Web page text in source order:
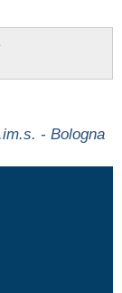
- Bologna